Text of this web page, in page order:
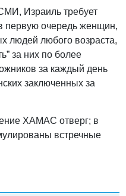
Израиль требует
первую очередь женщин,
людей любого возраста,
за них по более
за каждый день
заключенных за
ХАМАС отверг; в
встречные